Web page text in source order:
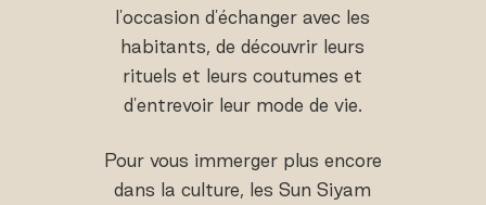
l'occasion d'échanger avec les
habitants, de découvrir leurs
rituels et leurs coutumes et
d'entrevoir leur mode de vie.
Pour vous immerger plus encore
dans la culture, les Sun Siyam